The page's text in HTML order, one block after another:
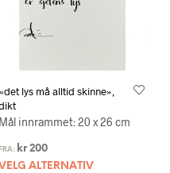
«det lys må alltid skinne»,
Mål innrammet: 20 x 26 cm
FRA: kr200
ALTERNATIV